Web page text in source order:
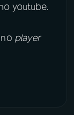
youtube.
player